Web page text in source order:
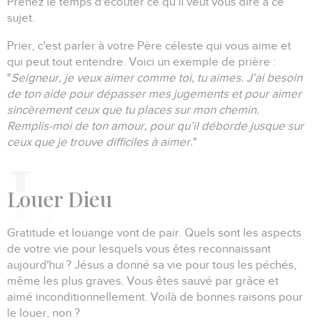
Prenez le temps d'écouter ce qu’il veut vous dire à ce
sujet.
Prier, c'est parler à votre Père céleste qui vous aime et
qui peut tout entendre. Voici un exemple de prière :
"Seigneur, je veux aimer comme toi, tu aimes. J’ai besoin
de ton aide pour dépasser mes jugements et pour aimer
sincèrement ceux que tu places sur mon chemin.
Remplis-moi de ton amour, pour qu’il déborde jusque sur
ceux que je trouve difficiles à aimer."
Louer Dieu
Gratitude et louange vont de pair. Quels sont les aspects
de votre vie pour lesquels vous êtes reconnaissant
aujourd'hui ? Jésus a donné sa vie pour tous les péchés,
même les plus graves. Vous êtes sauvé par grâce et
aimé inconditionnellement. Voilà de bonnes raisons pour
le louer, non ?